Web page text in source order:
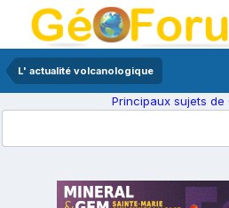
L' actualité volcanologique
Principaux sujets de